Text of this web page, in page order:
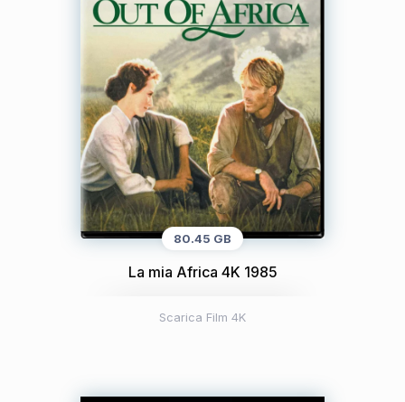
80.45 GB
La mia Africa 4K 1985
Scarica Film 4K